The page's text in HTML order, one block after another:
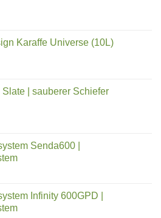
Karaffe Universe (10L)
Slate | sauberer Schiefer
Senda600 |
Infinity 600GPD |